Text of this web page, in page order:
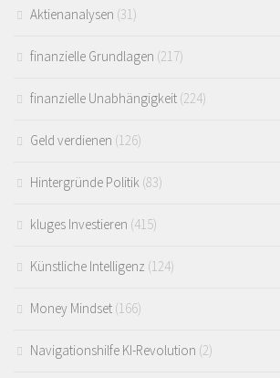
Aktienanalysen (31)
finanzielle Grundlagen (217)
finanzielle Unabhängigkeit (224)
Geld verdienen (126)
Hintergründe Politik (83)
kluges Investieren (415)
Künstliche Intelligenz (124)
Money Mindset (166)
Navigationshilfe KI-Revolution (2)